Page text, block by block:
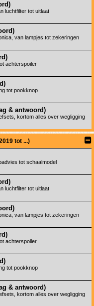
luchtfilter tot uitlaat
van lampjes tot zekeringen
achterspoiler
tot pookknop
& antwoord)
kortom alles over wegligging
tot ...)
tot schaalmodel
luchtfilter tot uitlaat
van lampjes tot zekeringen
achterspoiler
tot pookknop
& antwoord)
kortom alles over wegligging